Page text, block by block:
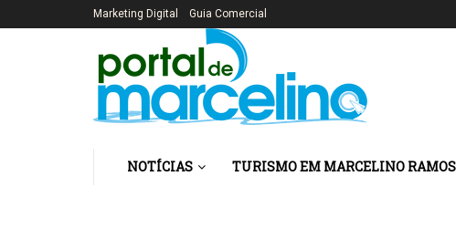
Marketing Digital Guia Comercial
NOTÍCIAS TURISMO EM MARCELINO RAMOS